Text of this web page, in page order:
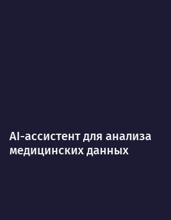
AI-ассистент для анализа
медицинских данных